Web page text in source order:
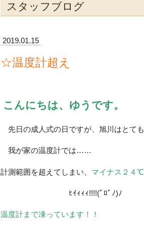
スタッフブログ
2019.01.15
☆温度計超え
こんにちは、ゆうです。
先日の成人式の日ですが、旭川はとても
我が家の温度計では……
計測範囲を超えてしまい、 マイナス２４℃
ﾋｲｨｨｨ!!!!(ﾟﾛﾟﾉ)ﾉ
温度計まで凍っています！！